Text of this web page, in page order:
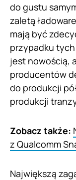
do gustu
zaletą
mają być
przypadku
jest nowością,
producentów
do produkcji
produkcji
Zobacz także:
z Qualcomm
Największą